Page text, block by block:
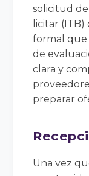
solicitud
licitar
formal que
de
clara y
preparar
Una vez